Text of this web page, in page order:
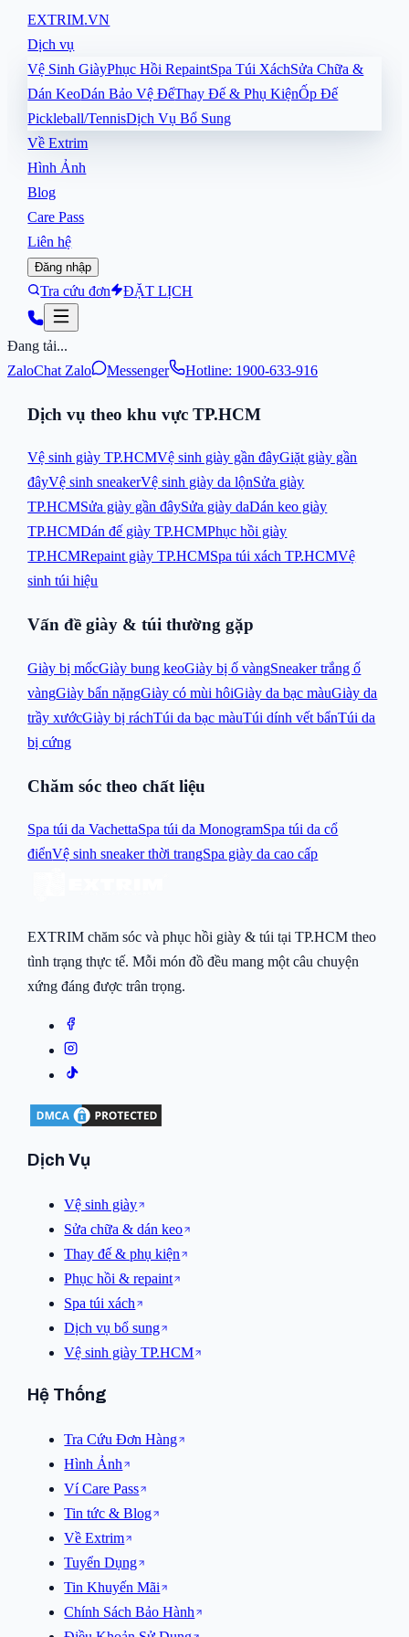
EXTRIM.VN
Dịch vụ
Vệ Sinh GiàyPhục Hồi RepaintSpa Túi XáchSửa Chữa &
Dán KeoDán Bảo Vệ ĐếThay Đế & Phụ KiệnỐp Đế
Pickleball/TennisDịch Vụ Bổ Sung
Về Extrim
Hình Ảnh
Blog
Care Pass
Liên hệ
Đăng nhập
Tra cứu đơn ĐẶT LỊCH
Đang tải...
ZaloChat Zalo Messenger Hotline: 1900-633-916
Dịch vụ theo khu vực TP.HCM
Vệ sinh giày TP.HCMVệ sinh giày gần đâyGiặt giày gần
đâyVệ sinh sneakerVệ sinh giày da lộnSửa giày
TP.HCMSửa giày gần đâySửa giày daDán keo giày
TP.HCMDán đế giày TP.HCMPhục hồi giày
TP.HCMRepaint giày TP.HCMSpa túi xách TP.HCMVệ
sinh túi hiệu
Vấn đề giày & túi thường gặp
Giày bị mốcGiày bung keoGiày bị ố vàngSneaker trắng ố
vàngGiày bẩn nặngGiày có mùi hôiGiày da bạc màuGiày da
trầy xướcGiày bị ráchTúi da bạc màuTúi dính vết bẩnTúi da
bị cứng
Chăm sóc theo chất liệu
Spa túi da VachettaSpa túi da MonogramSpa túi da cổ
điểnVệ sinh sneaker thời trangSpa giày da cao cấp
EXTRIM chăm sóc và phục hồi giày & túi tại TP.HCM theo
tình trạng thực tế. Mỗi món đồ đều mang một câu chuyện
xứng đáng được trân trọng.
Dịch Vụ
Vệ sinh giày
Sửa chữa & dán keo
Thay đế & phụ kiện
Phục hồi & repaint
Spa túi xách
Dịch vụ bổ sung
Vệ sinh giày TP.HCM
Hệ Thống
Tra Cứu Đơn Hàng
Hình Ảnh
Ví Care Pass
Tin tức & Blog
Về Extrim
Tuyển Dụng
Tin Khuyến Mãi
Chính Sách Bảo Hành